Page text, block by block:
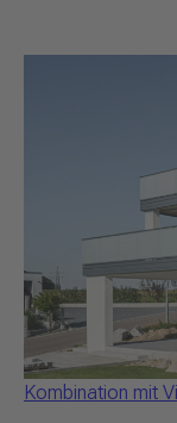
Kombination mit